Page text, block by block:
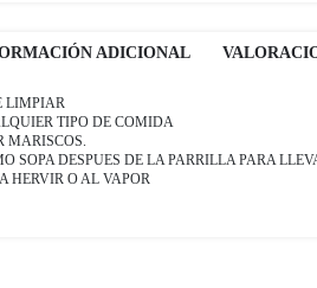
ADICIONAL
LIMPIAR
TIPO DE COMIDA
MARISCOS.
SOPA DESPUES DE LA PARRILLA PARA
HERVIR O AL VAPOR